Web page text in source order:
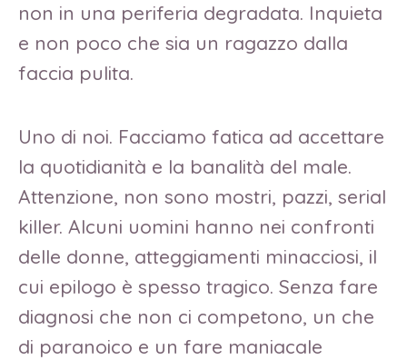
non in una periferia degradata. Inquieta
e non poco che sia un ragazzo dalla
faccia pulita.
Uno di noi. Facciamo fatica ad accettare
la quotidianità e la banalità del male.
Attenzione, non sono mostri, pazzi, serial
killer. Alcuni uomini hanno nei confronti
delle donne, atteggiamenti minacciosi, il
cui epilogo è spesso tragico. Senza fare
diagnosi che non ci competono, un che
di paranoico e un fare maniacale